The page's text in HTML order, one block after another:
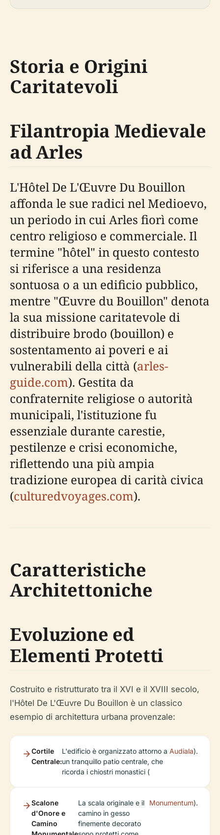
Storia e Origini
Caritatevoli
Filantropia Medievale
ad Arles
L'Hôtel De L'Œuvre Du Bouillon
affonda le sue radici nel Medioevo,
un periodo in cui Arles fiorì come
centro religioso e commerciale. Il
termine "hôtel" in questo contesto
si riferisce a una residenza
sontuosa o a un edificio pubblico,
mentre "Œuvre du Bouillon" denota
la sua missione caritatevole di
distribuire brodo (bouillon) e
sostentamento ai poveri e ai
vulnerabili della città (arles-
guide.com). Gestita da
confraternite religiose o autorità
municipali, l'istituzione fu
essenziale durante carestie,
pestilenze e crisi economiche,
riflettendo una più ampia
tradizione europea di carità civica
(culturedvoyages.com).
Caratteristiche
Architettoniche
Evoluzione ed
Elementi Protetti
Costruito e ristrutturato tra il XVI e il XVIII secolo,
l'Hôtel De L'Œuvre Du Bouillon è un classico
esempio di architettura urbana provenzale:
Cortile
Centrale:
L'edificio è organizzato attorno a
un tranquillo patio centrale, che
ricorda i chiostri monastici (
Audiala).
Scalone
d'Onore e
Camino
La scala originale e il
camino in gesso
finemente decorato
Monumentum).